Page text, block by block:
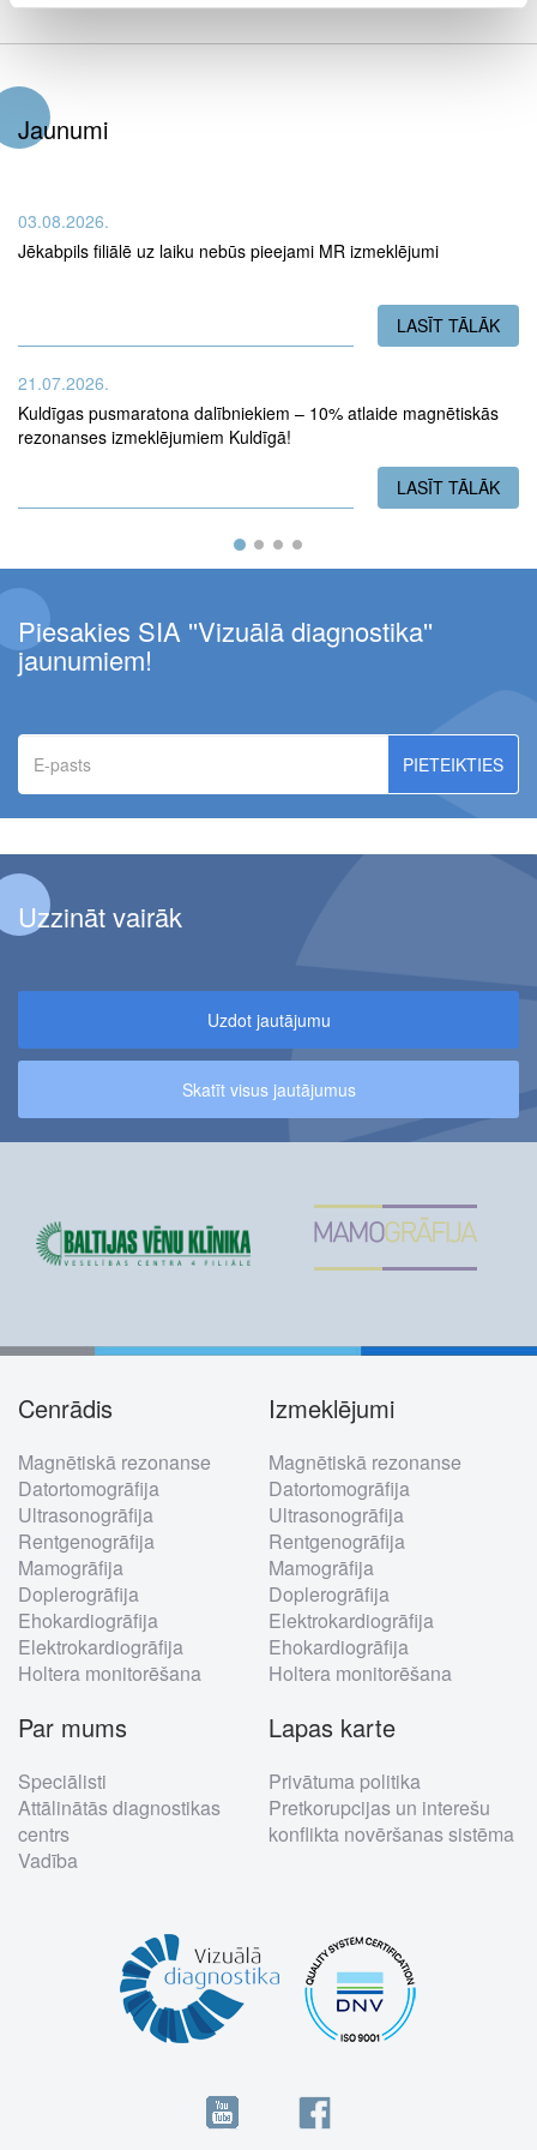
Jaunumi
03.08.2026.
Jēkabpils filiālē uz laiku nebūs pieejami MR izmeklējumi
LASĪT TĀLĀK
21.07.2026.
Kuldīgas pusmaratona dalībniekiem – 10% atlaide magnētiskās
rezonanses izmeklējumiem Kuldīgā!
LASĪT TĀLĀK
Piesakies SIA ''Vizuālā diagnostika''
jaunumiem!
E-
pasts
Uzzināt vairāk
Uzdot jautājumu
Skatīt visus jautājumus
Footer
menu
Cenrādis
Magnētiskā rezonanse
Datortomogrāfija
Ultrasonogrāfija
Rentgenogrāfija
Mamogrāfija
Doplerogrāfija
Ehokardiogrāfija
Elektrokardiogrāfija
Holtera monitorēšana
Izmeklējumi
Magnētiskā rezonanse
Datortomogrāfija
Ultrasonogrāfija
Rentgenogrāfija
Mamogrāfija
Doplerogrāfija
Elektrokardiogrāfija
Ehokardiogrāfija
Holtera monitorēšana
Par mums
Speciālisti
Attālinātās diagnostikas
centrs
Vadība
Lapas karte
Privātuma politika
Pretkorupcijas un interešu
konflikta novēršanas sistēma